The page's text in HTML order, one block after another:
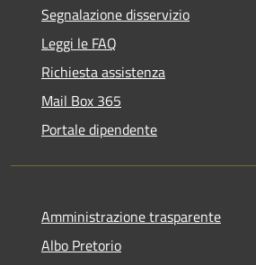
Segnalazione disservizio
Leggi le FAQ
Richiesta assistenza
Mail Box 365
Portale dipendente
Amministrazione trasparente
Albo Pretorio